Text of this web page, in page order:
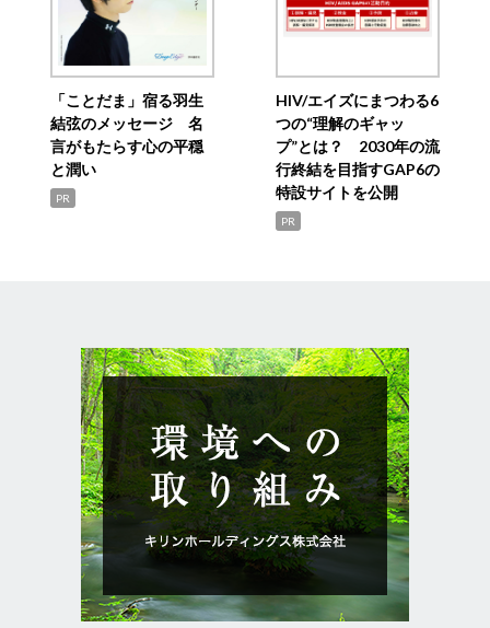
「ことだま」宿る羽生
結弦のメッセージ 名
言がもたらす心の平穏
と潤い
PR
HIV/エイズにまつわる6
つの“理解のギャッ
プ”とは？ 2030年の流
行終結を目指すGAP6の
特設サイトを公開
PR